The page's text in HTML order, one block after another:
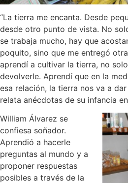
“La tierra me encanta. Desde
desde otro punto de vista. No
se trabaja mucho, hay que
poquito, sino que me entregó
aprendí a cultivar la tierra, no
devolverle. Aprendí que en la
esa relación, la tierra nos va a
relata anécdotas de su infancia
William Álvarez se
confiesa soñador.
Aprendió a hacerle
preguntas al mundo y a
proponer respuestas
posibles a través de la